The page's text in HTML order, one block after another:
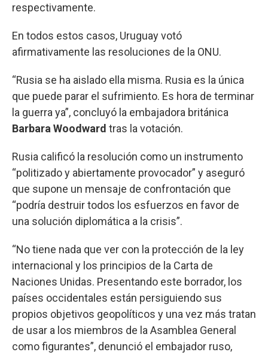
respectivamente.
En todos estos casos, Uruguay votó
afirmativamente las resoluciones de la ONU.
“Rusia se ha aislado ella misma. Rusia es la única
que puede parar el sufrimiento. Es hora de terminar
la guerra ya”, concluyó la embajadora británica
Barbara Woodward tras la votación.
Rusia calificó la resolución como un instrumento
“politizado y abiertamente provocador” y aseguró
que supone un mensaje de confrontación que
“podría destruir todos los esfuerzos en favor de
una solución diplomática a la crisis”.
“No tiene nada que ver con la protección de la ley
internacional y los principios de la Carta de
Naciones Unidas. Presentando este borrador, los
países occidentales están persiguiendo sus
propios objetivos geopolíticos y una vez más tratan
de usar a los miembros de la Asamblea General
como figurantes”, denunció el embajador ruso,